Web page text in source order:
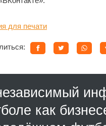
для печати
как